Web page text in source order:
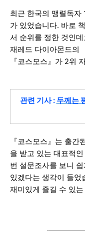
최근 한국의 맹렬독자
가 있었습니다. 바로
서 순위를 정한 것인데
재레드 다이아몬드의
『코스모스』가 2위
관련 기사 : 두께는
『코스모스』는 출
을 받고 있는 대표적
번 설문조사를 보니
있겠다는 생각이 들었
재미있게 즐길 수 있는